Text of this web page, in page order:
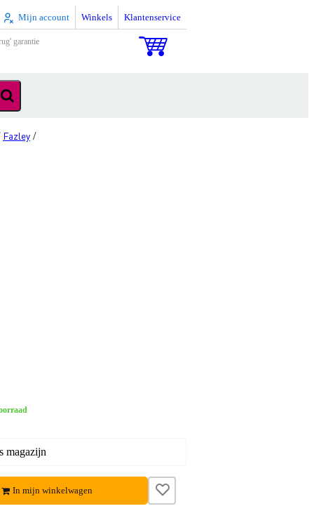
Mijn account Winkels Klantenservice
garantie
Fazley /
magazijn
In mijn winkelwagen